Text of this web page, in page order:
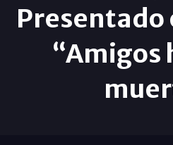
Presentado
“Amigos